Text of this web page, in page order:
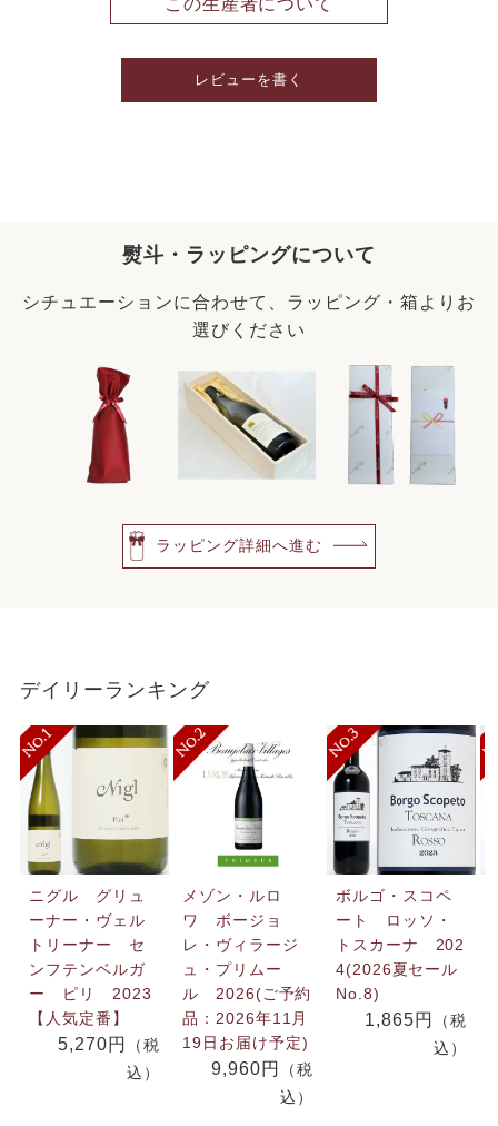
この生産者について
レビューを書く
熨斗・ラッピングについて
シチュエーションに合わせて、ラッピング・箱よりお
選びください
ラッピング詳細へ進む
デイリーランキング
ニグル グリュ
ーナー・ヴェル
トリーナー セ
ンフテンベルガ
ー ピリ 2023
【人気定番】
5,270円
（税
込）
メゾン・ルロ
ワ ボージョ
レ・ヴィラージ
ュ・プリムー
ル 2026(ご予約
品：2026年11月
19日お届け予定)
9,960円
（税
込）
ボルゴ・スコペ
ート ロッソ・
トスカーナ 202
4(2026夏セール
No.8)
1,865円
（税
込）